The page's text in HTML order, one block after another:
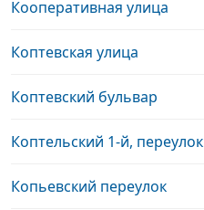
Кооперативная улица
Коптевская улица
Коптевский бульвар
Коптельский 1-й, переулок
Копьевский переулок